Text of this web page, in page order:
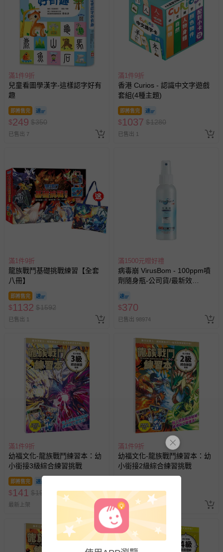
滿1件9折
兒童看圖學漢字-這樣認字好有
趣
即將售完
$249 $350
已售出 7
滿1件9折
香港 Curios - 認識中文字遊戲
套組(4種主題)
即將售完
$1037 $1280
已售出 1
滿1件9折
龍族戰鬥基礎挑戰練習【全套
八冊】
即將售完
$1132 $1592
已售出 1
滿1500元贈好禮
病毒崩 VirusBom - 100ppm噴
劑隨身瓶-公司貨/最新效
$370
已售出 98974
滿1件9折
幼福文化-龍族戰鬥練習本：幼
小銜接3級綜合練習挑戰
即將售完
$141 $199
最新上架
滿1件9折
幼福文化-龍族戰鬥練習本：幼
小銜接2級綜合練習挑戰
$141 $199
最新上架